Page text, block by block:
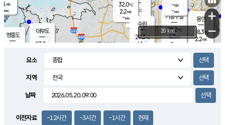
m/s
mm
영흥도
용인
28.3℃
2.2m/s
2.0m/s
대부도
23.7
- ℃
m/s
mm
기흥구갈
28.2℃
4.0m/s
-
32.0℃
2.2m/s
-mm
-m/s
-mm
수원
29.3℃
6.1 m/s
+
−
20 km
요소
지역
날짜
이전자료 -12시간 -3시간 -1시간 현재